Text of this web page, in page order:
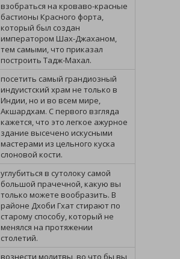
взобраться на кроваво-красные
бастионы Красного форта,
который был создан
императором Шах-Джаханом,
тем самыми, что приказал
построить Тадж-Махал.
посетить самый грандиозный
индуистский храм не только в
Индии, но и во всем мире,
Акшардхам. С первого взгляда
кажется, что это легкое ажурное
здание высечено искусными
мастерами из цельного куска
слоновой кости.
углубиться в сутолоку самой
большой прачечной, какую вы
только можете вообразить. В
районе Дхоби Гхат стирают по
старому способу, который не
менялся на протяжении
столетий.
вознести молитвы, во что бы вы